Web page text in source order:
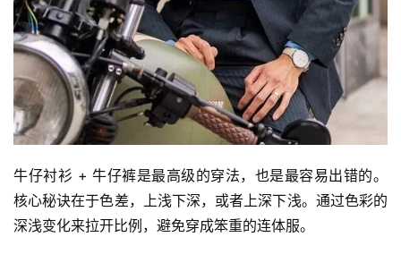
牛仔衬衫 + 牛仔裤是最高级的穿法，也是最容易出错的。
核心秘诀在于色差，上浅下深，或者上深下浅。通过色彩的
深浅变化来拉开比例，避免穿成笨重的连体服。